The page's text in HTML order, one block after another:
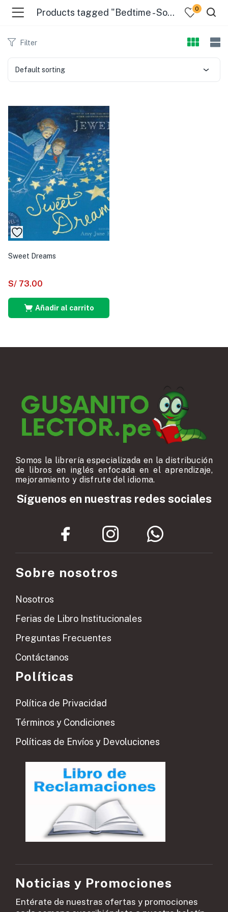
Products tagged "Bedtime - Songs And Music" 0
Filter
Default sorting
Sweet Dreams
S/ 73.00
Añadir al carrito
Somos la librería especializada en la distribución
de libros en inglés enfocada en el aprendizaje,
mejoramiento y disfrute del idioma.
Síguenos en nuestras redes sociales
Sobre nosotros
Nosotros
Ferias de Libro Institucionales
Preguntas Frecuentes
Contáctanos
Políticas
Política de Privacidad
Términos y Condiciones
Políticas de Envíos y Devoluciones
Noticias y Promociones
Entérate de nuestras ofertas y promociones